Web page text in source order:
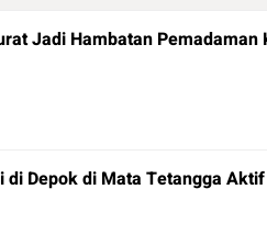
Jadi Hambatan Pemadaman
di Depok di Mata Tetangga